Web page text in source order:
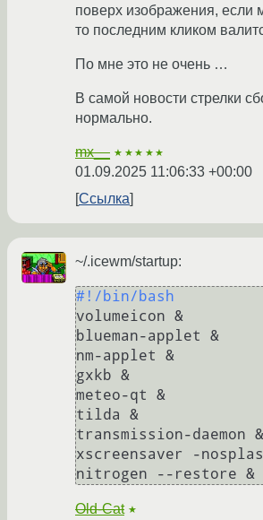
поверх изображения, если
то последним кликом
По мне это не очень …
В самой новости стрелки
нормально.
mx__ ★★★★★
01.09.2025 11:06:33 +00:00
Ссылка
~/.icewm/startup:
#!/bin/bash
volumeicon &
blueman-applet &
nm-applet &
gxkb &
meteo-qt &
tilda &
transmission-daemon &
xscreensaver -
Old-Cat ★